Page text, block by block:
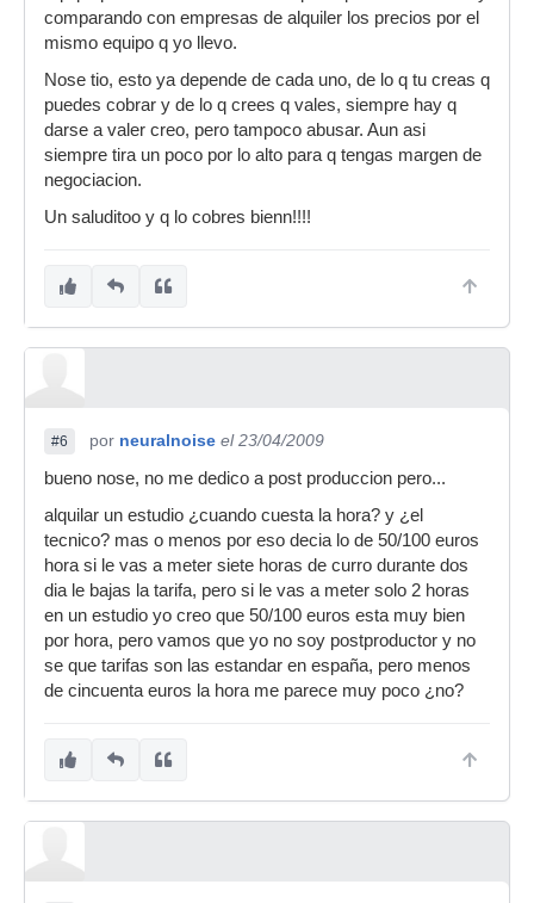
comparando con empresas de alquiler los precios por el
mismo equipo q yo llevo.
Nose tio, esto ya depende de cada uno, de lo q tu creas q
puedes cobrar y de lo q crees q vales, siempre hay q
darse a valer creo, pero tampoco abusar. Aun asi
siempre tira un poco por lo alto para q tengas margen de
negociacion.
Un saluditoo y q lo cobres bienn!!!!
#6 por neuralnoise el 23/04/2009
bueno nose, no me dedico a post produccion pero...
alquilar un estudio ¿cuando cuesta la hora? y ¿el
tecnico? mas o menos por eso decia lo de 50/100 euros
hora si le vas a meter siete horas de curro durante dos
dia le bajas la tarifa, pero si le vas a meter solo 2 horas
en un estudio yo creo que 50/100 euros esta muy bien
por hora, pero vamos que yo no soy postproductor y no
se que tarifas son las estandar en españa, pero menos
de cincuenta euros la hora me parece muy poco ¿no?